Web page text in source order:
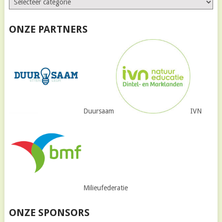
ONZE PARTNERS
Duursaam IVN
Milieufederatie
ONZE SPONSORS